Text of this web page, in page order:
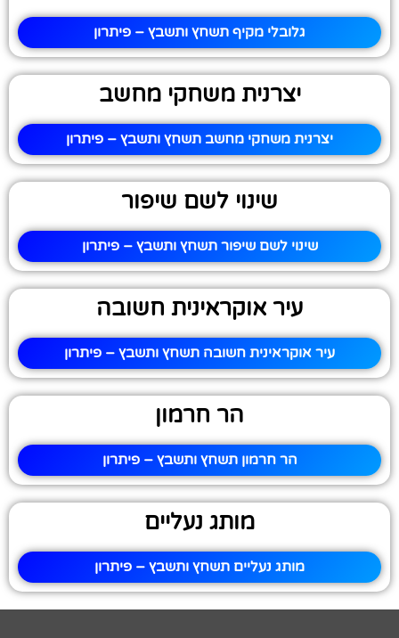
גלובלי מקיף תשחץ ותשבץ – פיתרון
יצרנית משחקי מחשב
יצרנית משחקי מחשב תשחץ ותשבץ – פיתרון
שינוי לשם שיפור
שינוי לשם שיפור תשחץ ותשבץ – פיתרון
עיר אוקראינית חשובה
עיר אוקראינית חשובה תשחץ ותשבץ – פיתרון
הר חרמון
הר חרמון תשחץ ותשבץ – פיתרון
מותג נעליים
מותג נעליים תשחץ ותשבץ – פיתרון